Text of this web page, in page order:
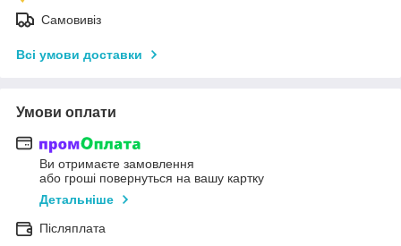
Самовивіз
Всі умови доставки
Умови оплати
Ви отримаєте замовлення
або гроші повернуться на вашу картку
Детальніше
Післяплата